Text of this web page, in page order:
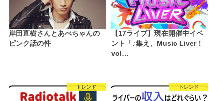
岸田直樹さんとあべちゃんの
ピンク話の件
【17ライブ】現在開催中イベ
ント「♪集え、Music Liver！
vol…
トレンド トレンド